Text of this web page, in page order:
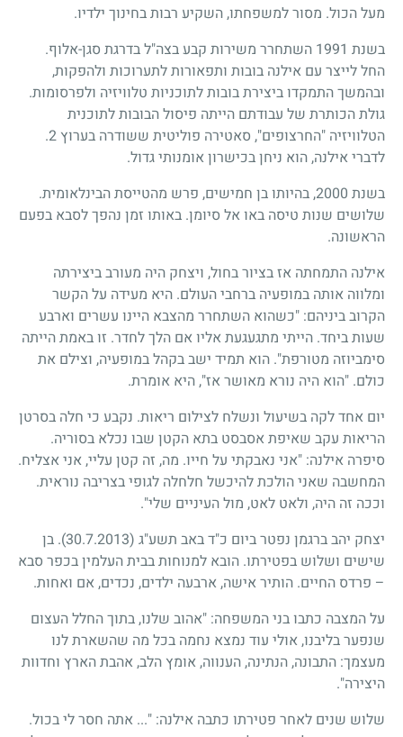
מעל הכול. מסור למשפחתו, השקיע רבות בחינוך ילדיו.
בשנת 1991 השתחרר משירות קבע בצה"ל בדרגת סגן-אלוף.
החל לייצר עם אילנה בובות ותפאורות לתערוכות ולהפקות,
ובהמשך התמקדו ביצירת בובות לתוכניות טלוויזיה ולפרסומות.
גולת הכותרת של עבודתם הייתה פיסול הבובות לתוכנית
הטלוויזיה "החרצופים", סאטירה פוליטית ששודרה בערוץ 2.
לדברי אילנה, הוא ניחן בכישרון אומנותי גדול.
בשנת 2000, בהיותו בן חמישים, פרש מהטייסת הבינלאומית.
שלושים שנות טיסה באו אל סיומן. באותו זמן נהפך לסבא בפעם
הראשונה.
אילנה התמחתה אז בציור בחול, ויצחק היה מעורב ביצירתה
ומלווה אותה במופעיה ברחבי העולם. היא מעידה על הקשר
הקרוב ביניהם: "כשהוא השתחרר מהצבא היינו עשרים וארבע
שעות ביחד. הייתי מתגעגעת אליו אם הלך לחדר. זו באמת הייתה
סימביוזה מטורפת". הוא תמיד ישב בקהל במופעיה, וצילם את
כולם. "הוא היה נורא מאושר אז", היא אומרת.
יום אחד לקה בשיעול ונשלח לצילום ריאות. נקבע כי חלה בסרטן
הריאות עקב שאיפת אסבסט בתא הקטן שבו נכלא בסוריה.
סיפרה אילנה: "אני נאבקתי על חייו. מה, זה קטן עליי, אני אצליח.
המחשבה שאני הולכת להיכשל חלחלה לגופי בצריבה נוראית.
וככה זה היה, ולאט לאט, מול העיניים שלי".
יצחק יהב ברגמן נפטר ביום כ"ד באב תשע"ג (30.7.2013)
. בן
שישים ושלוש בפטירתו. הובא למנוחות בבית העלמין בכפר סבא
– פרדס החיים. הותיר אישה, ארבעה ילדים, נכדים, אם ואחות.
על המצבה כתבו בני המשפחה: "אהוב שלנו, בתוך החלל העצום
שנפער בליבנו, אולי עוד נמצא נחמה בכל מה שהשארת לנו
מעצמך: התבונה, הנתינה, הענווה, אומץ הלב, אהבת הארץ וחדוות
היצירה".
שלוש שנים לאחר פטירתו כתבה אילנה: "... אתה חסר לי בכול.